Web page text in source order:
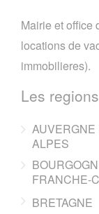
Mairie et office
locations de
immobilieres).
Les
ALPES
FRANCHE-
BRETAGNE